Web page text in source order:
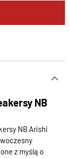
NB
NB Arishi
z myślą o